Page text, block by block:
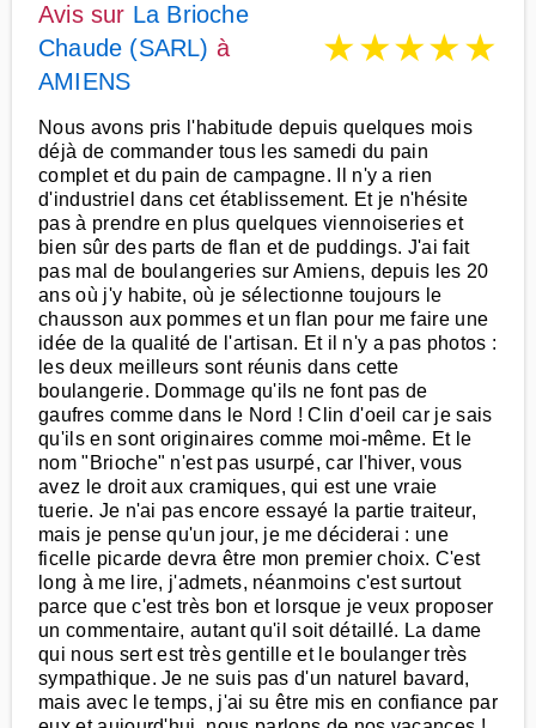
Avis sur La Brioche
Chaude (SARL) à
AMIENS
★★★★★
Nous avons pris l'habitude depuis quelques mois
déjà de commander tous les samedi du pain
complet et du pain de campagne. Il n'y a rien
d'industriel dans cet établissement. Et je n'hésite
pas à prendre en plus quelques viennoiseries et
bien sûr des parts de flan et de puddings. J'ai fait
pas mal de boulangeries sur Amiens, depuis les 20
ans où j'y habite, où je sélectionne toujours le
chausson aux pommes et un flan pour me faire une
idée de la qualité de l'artisan. Et il n'y a pas photos :
les deux meilleurs sont réunis dans cette
boulangerie. Dommage qu'ils ne font pas de
gaufres comme dans le Nord ! Clin d'oeil car je sais
qu'ils en sont originaires comme moi-même. Et le
nom "Brioche" n'est pas usurpé, car l'hiver, vous
avez le droit aux cramiques, qui est une vraie
tuerie. Je n'ai pas encore essayé la partie traiteur,
mais je pense qu'un jour, je me déciderai : une
ficelle picarde devra être mon premier choix. C'est
long à me lire, j'admets, néanmoins c'est surtout
parce que c'est très bon et lorsque je veux proposer
un commentaire, autant qu'il soit détaillé. La dame
qui nous sert est très gentille et le boulanger très
sympathique. Je ne suis pas d'un naturel bavard,
mais avec le temps, j'ai su être mis en confiance par